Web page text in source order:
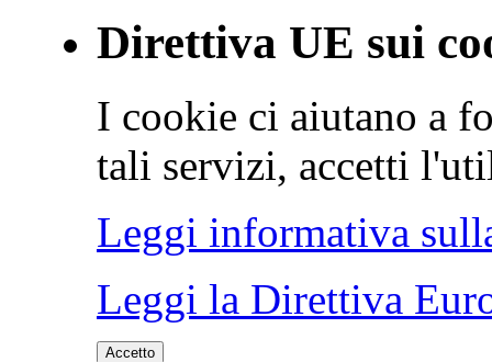
Direttiva UE sui
I cookie ci aiutano a
tali servizi, accetti
Leggi informativa
Leggi la Direttiva
Accetto